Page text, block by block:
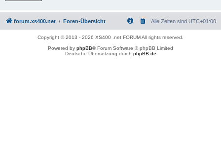
forum.xs400.net Foren-Übersicht Alle Zeiten sind UTC+01:00
Copyright © 2013 - 2026 XS400 .net FORUM All rights reserved.
Powered by phpBB® Forum Software © phpBB Limited
Deutsche Übersetzung durch phpBB.de